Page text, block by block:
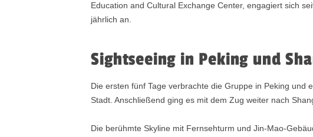
Education and Cultural Exchange Center, engagiert sich
jährlich an.
Sightseeing in Peking und
Die ersten fünf Tage verbrachte die Gruppe in Peking und
Stadt. Anschließend ging es mit dem Zug weiter nach
Die berühmte Skyline mit Fernsehturm und Jin-Mao-